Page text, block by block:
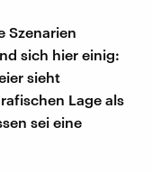
Szenarien
sich hier einig:
sieht
Lage als
sei eine